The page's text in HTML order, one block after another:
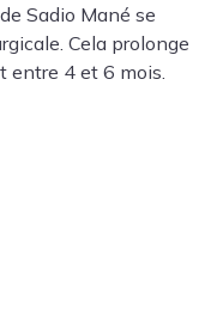
Sadio Mané se
Cela prolonge
entre 4 et 6 mois.